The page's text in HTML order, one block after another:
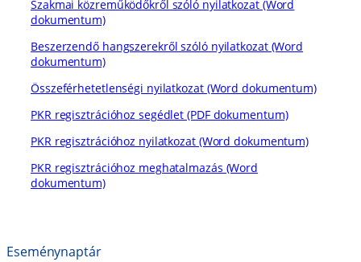
Szakmai közreműködőkről szóló nyilatkozat (Word
dokumentum)
Beszerzendő hangszerekről szóló nyilatkozat (Word
dokumentum)
Összeférhetetlenségi nyilatkozat (Word dokumentum)
PKR regisztrációhoz segédlet (PDF dokumentum)
PKR regisztrációhoz nyilatkozat (Word dokumentum)
PKR regisztrációhoz meghatalmazás (Word
dokumentum)
Eseménynaptár